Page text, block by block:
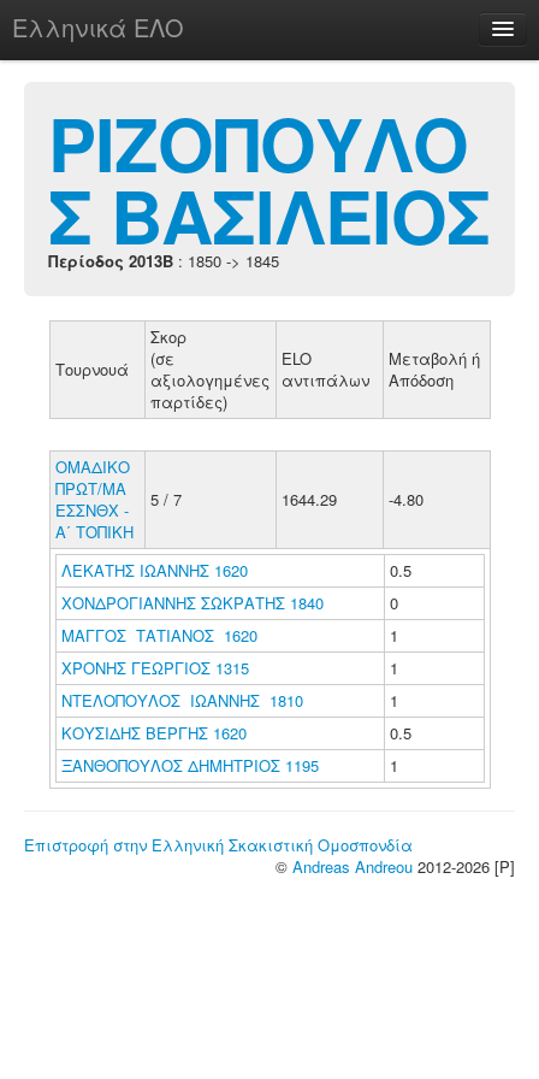
Ελληνικά ΕΛΟ
chesstu.be @ discord
Login
ΡΙΖΟΠΟΥΛΟ
Σ ΒΑΣΙΛΕΙΟΣ
Περίοδος 2013B : 1850 -> 1845
Τουρνουά
Σκορ
(σε
αξιολογημένες
παρτίδες)
ELO
αντιπάλων
Μεταβολή ή
Απόδοση
ΟΜΑΔΙΚΟ
ΠΡΩΤ/ΜΑ
ΕΣΣΝΘΧ -
Α΄ ΤΟΠΙΚΗ
5 / 7 1644.29 -4.80
ΛΕΚΑΤΗΣ ΙΩΑΝΝΗΣ 1620
0.5
ΧΟΝΔΡΟΓΙΑΝΝΗΣ ΣΩΚΡΑΤΗΣ 1840
0
ΜΑΓΓΟΣ ΤΑΤΙΑΝΟΣ 1620
1
ΧΡΟΝΗΣ ΓΕΩΡΓΙΟΣ 1315
1
ΝΤΕΛΟΠΟΥΛΟΣ ΙΩΑΝΝΗΣ 1810
1
ΚΟΥΣΙΔΗΣ ΒΕΡΓΗΣ 1620
0.5
ΞΑΝΘΟΠΟΥΛΟΣ ΔΗΜΗΤΡΙΟΣ 1195
1
Επιστροφή στην Ελληνική Σκακιστική Ομοσπονδία
© Andreas Andreou 2012-2026 [P]